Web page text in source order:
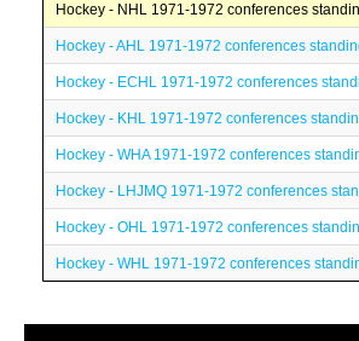
Hockey - NHL 1971-1972 conferences
Hockey - AHL 1971-1972 conferences
Hockey - ECHL 1971-1972 conferences
Hockey - KHL 1971-1972 conferences
Hockey - WHA 1971-1972 conferences
Hockey - LHJMQ 1971-1972 conferences
Hockey - OHL 1971-1972 conferences
Hockey - WHL 1971-1972 conferences